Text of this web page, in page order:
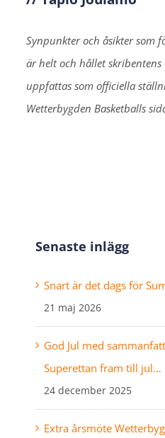
Synpunkter och åsikter som
är helt och hållet
uppfattas som officiella
Wetterbygden Basketballs
Senaste inlägg
Snart är det dags för
21 maj 2026
God Jul med
Superettan fram till jul…
24 december 2025
Extra årsmöte